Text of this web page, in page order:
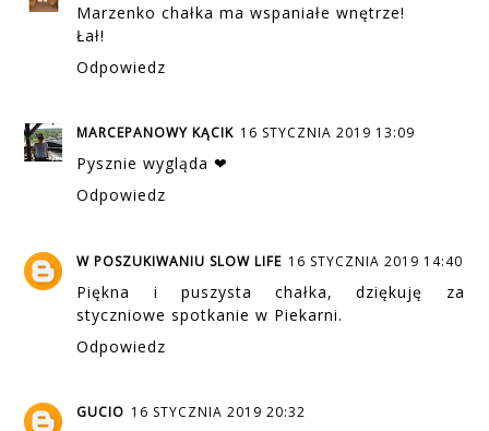
Marzenko chałka ma wspaniałe wnętrze!
Łał!
Odpowiedz
MARCEPANOWY KĄCIK 16 STYCZNIA 2019 13:09
Pysznie wygląda ❤
Odpowiedz
W POSZUKIWANIU SLOW LIFE 16 STYCZNIA 2019 14:40
Piękna i puszysta chałka, dziękuję za
styczniowe spotkanie w Piekarni.
Odpowiedz
GUCIO 16 STYCZNIA 2019 20:32